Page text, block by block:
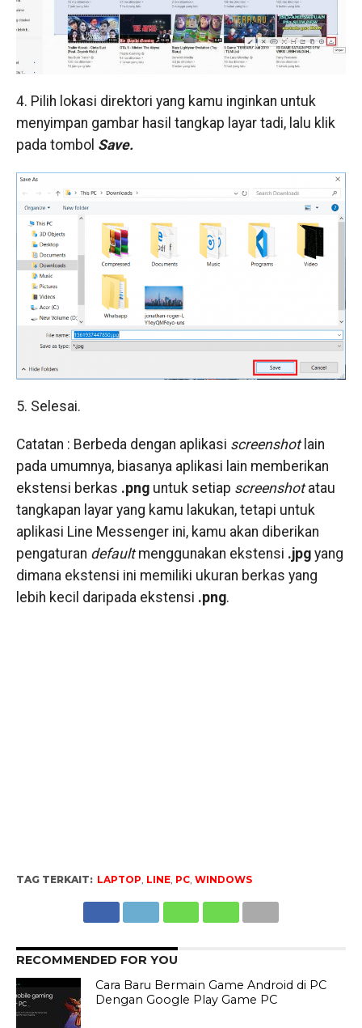
4. Pilih lokasi direktori yang kamu inginkan untuk
menyimpan gambar hasil tangkap layar tadi, lalu klik
pada tombol Save.
5. Selesai.
Catatan : Berbeda dengan aplikasi screenshot lain
pada umumnya, biasanya aplikasi lain memberikan
ekstensi berkas .png untuk setiap screenshotatau
tangkapan layar yang kamu lakukan, tetapi untuk
aplikasi Line Messenger ini, kamu akan diberikan
pengaturan defaultmenggunakan ekstensi .jpg yang
dimana ekstensi ini memiliki ukuran berkas yang
lebih kecil daripada ekstensi .png.
TAG TERKAIT: LAPTOP, LINE, PC, WINDOWS
RECOMMENDED FOR YOU
Cara Baru Bermain Game Android di PC
Dengan Google Play Game PC